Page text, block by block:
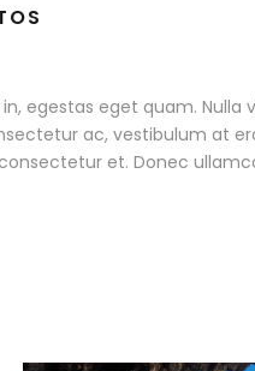
egestas eget quam. Nulla
ac, vestibulum at
et. Donec